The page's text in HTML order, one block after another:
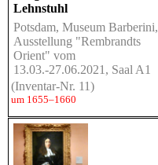
Lehnstuhl
Potsdam, Museum Barberini,
Ausstellung "Rembrandts
Orient" vom
13.03.-27.06.2021, Saal A1
(Inventar-Nr. 11)
um 1655–1660